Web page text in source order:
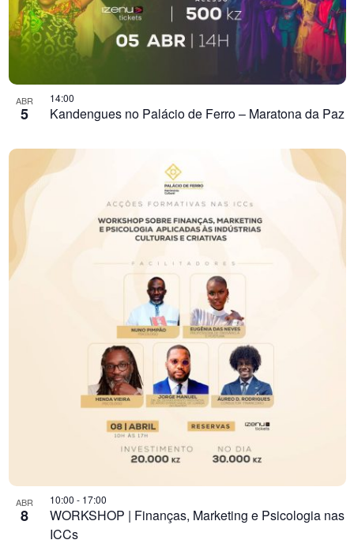
ABR
5
14:00
Kandengues no Palácio de Ferro – Maratona da Paz
ABR
8
10:00 - 17:00
WORKSHOP | Finanças, Marketing e Psicologia nas
ICCs